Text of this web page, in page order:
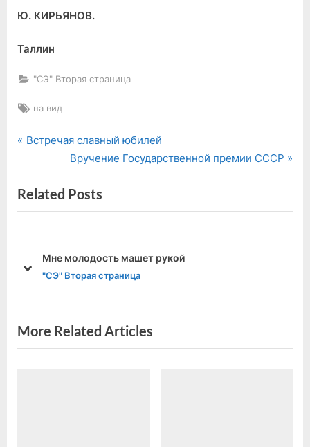
Ю. КИРЬЯНОВ.
Таллин
"СЭ" Вторая страница
Tags:
на вид
Навигация
записям
P
v
i
s
t
Встречая славный юбилей
N
x
t
s
t
Вручение Государственной премии СССР
Related Posts
Мне молодость машет рукой
"СЭ" Вторая страница
prev
next
More Related Articles